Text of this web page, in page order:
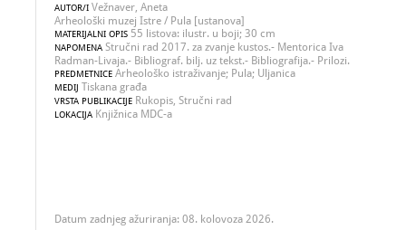
AUTOR/I Vežnaver, Aneta
Arheološki muzej Istre / Pula [ustanova]
MATERIJALNI OPIS 55 listova: ilustr. u boji; 30 cm
NAPOMENA Stručni rad 2017. za zvanje kustos.- Mentorica Iva
Radman-Livaja.- Bibliograf. bilj. uz tekst.- Bibliografija.- Prilozi.
PREDMETNICE Arheološko istraživanje; Pula; Uljanica
MEDIJ Tiskana građa
VRSTA PUBLIKACIJE Rukopis, Stručni rad
LOKACIJA Knjižnica MDC-a
Datum zadnjeg ažuriranja: 08. kolovoza 2026.